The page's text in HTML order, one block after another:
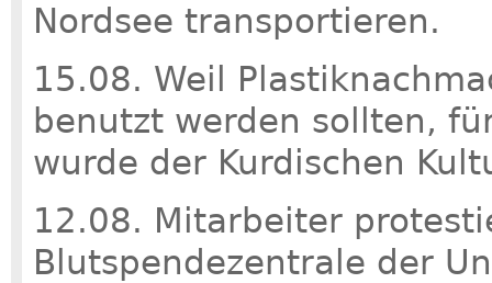
Nordsee transportieren.
15.08. Weil
benutzt werden sollten,
wurde der Kurdischen
12.08. Mitarbeiter
Blutspendezentrale der